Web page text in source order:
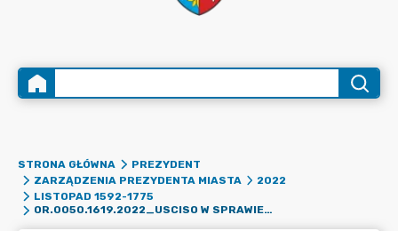
STRONA GŁÓWNA
PREZYDENT
ZARZĄDZENIA PREZYDENTA MIASTA
2022
LISTOPAD 1592-1775
OR.0050.1619.2022_USCISO W SPRAWIE UDZIELENIA ZAMÓWIENIA DO KWOTY 130 000,00 ZŁ NA ZORAGNIZOWANIE UROCZYSTOŚCI WRĘCZENIA MEDALI Z OKAZJI 50-LECIA POŻYCIA MAŁŻEŃSKIEGO